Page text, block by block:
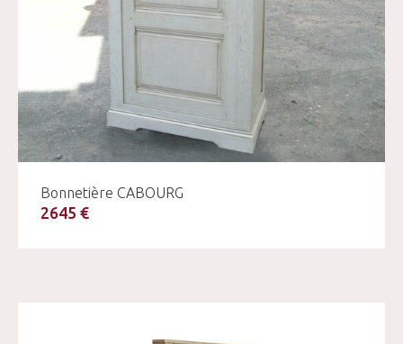
Bonnetière CABOURG
2645 €